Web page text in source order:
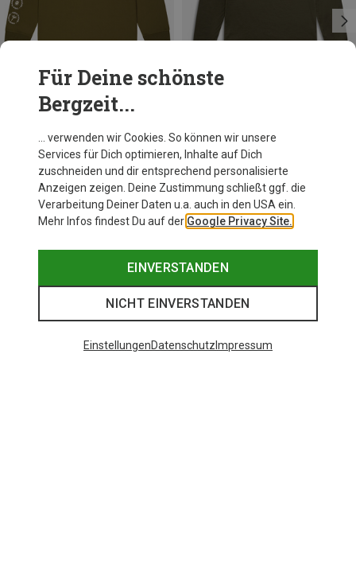
Du sparst 36%
Bergans
Herren Merino Longsleeve
99,95 €
Für Deine schönste
Bergzeit...
… verwenden wir Cookies. So können wir unsere
Services für Dich optimieren, Inhalte auf Dich
zuschneiden und dir entsprechend personalisierte
Anzeigen zeigen. Deine Zustimmung schließt ggf. die
Verarbeitung Deiner Daten u.a. auch in den USA ein.
Mehr Infos findest Du auf der Google Privacy Site.
EINVERSTANDEN
NICHT EINVERSTANDEN
EinstellungenDatenschutz Impressum